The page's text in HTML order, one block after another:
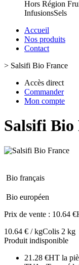
Hors Région
InfusionsSels
Accueil
Nos produits
Contact
> Salsifi Bio France
Accès direct
Commander
Mon compte
Salsifi Bio
Bio français
Bio européen
Prix de vente : 10.64
10.64 € / kgColis 2 kg
Produit indisponible
21.28 €HT la